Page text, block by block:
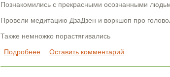
Познакомились с прекрасными осознанными
Провели медитацию ДзаДзен и воркшоп про
Также немножко порастягивались
Подробнее о Съездили на Дзен Фестиваль
Оставить комментарий